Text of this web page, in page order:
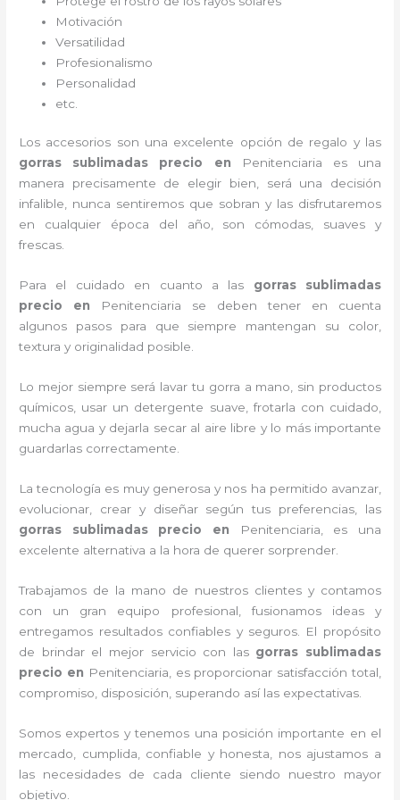
Motivación
Versatilidad
Profesionalismo
Personalidad
etc.
Los accesorios son una excelente opción de regalo y las
gorras sublimadas precio en
Penitenciaria es una
manera precisamente de elegir bien, será una decisión
infalible, nunca sentiremos que sobran y las disfrutaremos
en cualquier época del año, son cómodas, suaves y
frescas.
Para el cuidado en cuanto a las gorras sublimadas
precio en Penitenciaria
se deben tener en cuenta
algunos pasos para que siempre mantengan su color,
textura y originalidad posible.
Lo mejor siempre será lavar tu gorra a mano, sin productos
químicos, usar un detergente suave, frotarla con cuidado,
mucha agua y dejarla secar al aire libre y lo más importante
guardarlas correctamente.
La tecnología es muy generosa y nos ha permitido avanzar,
evolucionar, crear y diseñar según tus preferencias, las
gorras sublimadas precio en
Penitenciaria, es una
excelente alternativa a la hora de querer sorprender.
Trabajamos de la mano de nuestros clientes y contamos
con un gran equipo profesional, fusionamos ideas y
entregamos resultados confiables y seguros. El propósito
de brindar el mejor servicio con las gorras sublimadas
precio en Penitenciaria, es proporcionar satisfacción total,
compromiso, disposición, superando así las expectativas.
Somos expertos y tenemos una posición importante en el
mercado, cumplida, confiable y honesta, nos ajustamos a
las necesidades de cada cliente siendo nuestro mayor
objetivo.